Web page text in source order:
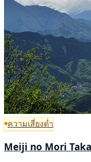
ความเสี่ยงต่ำ
Meiji no Mori